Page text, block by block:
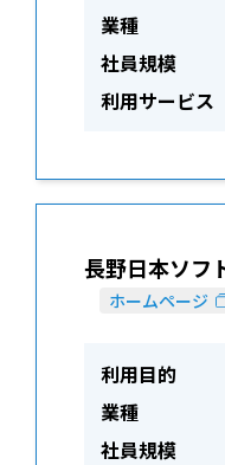
業種
社員規模
利用サービス
長野日本ソフ
ホームページ
利用目的
業種
社員規模